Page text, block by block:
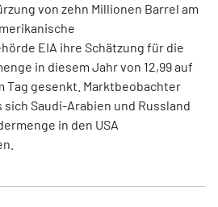
von zehn Millionen Barrel am
EIA ihre Schätzung für die
in diesem Jahr von 12,99 auf
Tag gesenkt. Marktbeobachter
Saudi-Arabien und Russland
in den USA